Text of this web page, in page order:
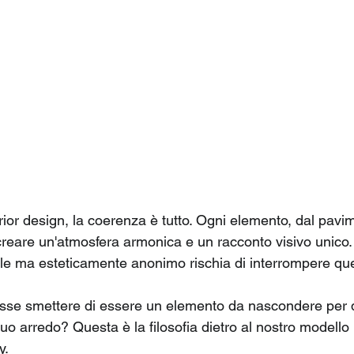
design, la coerenza è tutto. Ogni elemento, dal
un'atmosfera armonica e un racconto visivo
ma esteticamente anonimo rischia di interrompere
smettere di essere un elemento da nascondere
arredo? Questa è la filosofia dietro al nostro modello